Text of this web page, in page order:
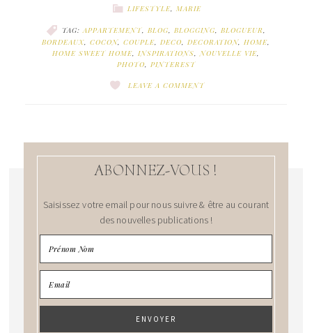
LIFESTYLE, MARIE
TAG: APPARTEMENT BLOG BLOGGING BLOGUEUR
BORDEAUX COCON, COUPLE DECO DECORATION, HOME
HOME SWEET HOME INSPIRATIONS NOUVELLE VIE
PHOTO
PINTEREST
LEAVE A COMMENT
ABONNEZ-VOUS !
Saisissez votre email pour nous suivre & être au courant
des nouvelles publications !